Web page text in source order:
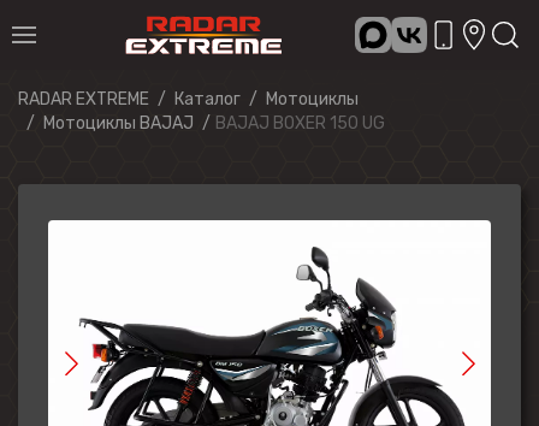
RADAR EXTREME Каталог
Мотоциклы
Мотоциклы BAJAJ
BAJAJ BOXER 150 UG